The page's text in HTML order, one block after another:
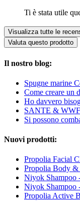
Ti è stata utile
Visualizza tutte le
Valuta questo prodotto
Il nostro blog:
Spugne marine
Come creare un
Ho davvero
SANTE & WWF
Si possono
Nuovi prodotti:
Propolia Facial
Propolia Body &
Niyok Shampoo
Niyok Shampoo
Propolia Active